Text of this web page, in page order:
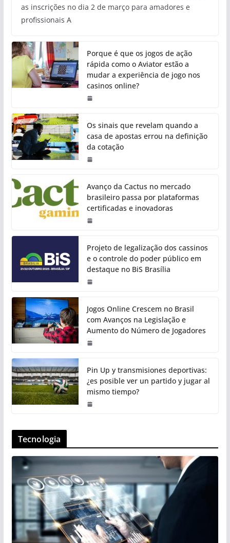
as inscrições no dia 2 de março para amadores e
profissionais A
Porque é que os jogos de ação
rápida como o Aviator estão a
mudar a experiência de jogo nos
casinos online?
Os sinais que revelam quando a
casa de apostas errou na definição
da cotação
Avanço da Cactus no mercado
brasileiro passa por plataformas
certificadas e inovadoras
Projeto de legalização dos cassinos
e o controle do poder público em
destaque no BiS Brasília
Jogos Online Crescem no Brasil
com Avanços na Legislação e
Aumento do Número de Jogadores
Pin Up y transmisiones deportivas:
¿es posible ver un partido y jugar al
mismo tiempo?
Tecnologia